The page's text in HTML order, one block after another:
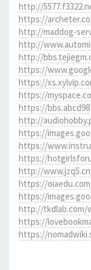
http://
https://
http://maddog-
http://
http://
https://
https://
https://
https://
http://
https://
https://
https://
http://
https://
https://
http://tkdlab.com/
https://
https://